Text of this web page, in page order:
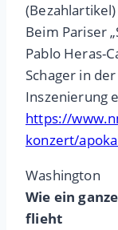
(Bezahlartikel)
Beim Pariser
Pablo Heras-
Schager in
Inszenierung
https://
konzert/
Washington
Wie ein
flieht